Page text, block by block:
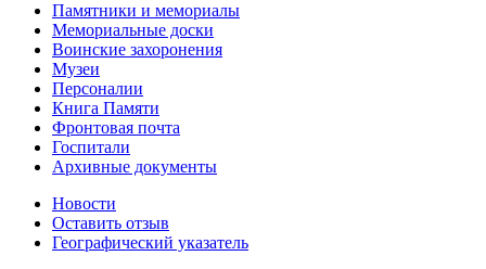
Памятники и мемориалы
Мемориальные доски
Воинские захоронения
Музеи
Персоналии
Книга Памяти
Фронтовая почта
Госпитали
Архивные документы
Новости
Оставить отзыв
Географический указатель